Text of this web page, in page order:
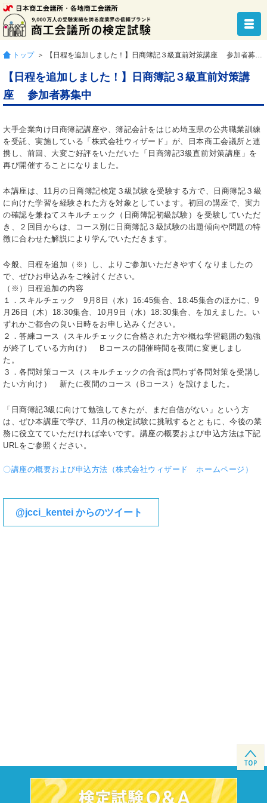
トップ ＞ 【日程を追加しました！】日商簿記３級直前対策講座 参加者募集中
【日程を追加しました！】日商簿記３級直前対策講
座 参加者募集中
大手企業向け日商簿記講座や、簿記会計をはじめ埼玉県の公共職業訓練
を受託、実施している「株式会社ウィザード」が、日本商工会議所と連
携し、前回、大変ご好評をいただいた「日商簿記3級直前対策講座」を
再び開催することになりました。
本講座は、11月の日商簿記検定３級試験を受験する方で、日商簿記３級
に向けた学習を経験された方を対象としています。初回の講座で、実力
の確認を兼ねてスキルチェック（日商簿記初級試験）を受験していただ
き、２回目からは、コース別に日商簿記３級試験の出題傾向や問題の特
徴に合わせた解説により学んでいただきます。
今般、日程を追加（※）し、よりご参加いただきやすくなりましたの
で、ぜひお申込みをご検討ください。
（※）日程追加の内容
１．スキルチェック 9月8日（水）16:45集合、18:45集合のほかに、9
月26日（木）18:30集合、10月9日（水）18:30集合、を加えました。い
ずれかご都合の良い日時をお申し込みください。
２．答練コース（スキルチェックに合格された方や概ね学習範囲の勉強
が終了している方向け） Bコースの開催時間を夜間に変更しまし
た。
３．各問対策コース（スキルチェックの合否は問わず各問対策を受講し
たい方向け） 新たに夜間のコース（Bコース）を設けました。
「日商簿記3級に向けて勉強してきたが、まだ自信がない」という方
は、ぜひ本講座で学び、11月の検定試験に挑戦するとともに、今後の業
務に役立てていただければ幸いです。講座の概要および申込方法は下記
URLをご参照ください。
〇講座の概要および申込方法（株式会社ウィザード ホームページ）
@jcci_kentei からのツイート